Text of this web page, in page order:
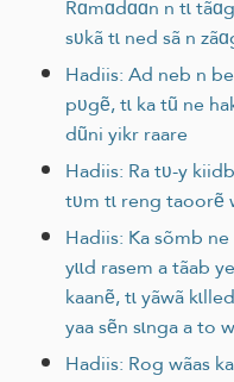
Rɑmɑdɑɑn n tɩ
sʋkã tɩ ned sã n
Hadiis: Ad neb n
pʋgẽ, tɩ ka tũ ne
dũni yikr raare
Hadiis: Ra tʋ-y
tʋm tɩ reng taoorẽ
Hadiis: Ka sõmb
yɩɩd rasem a tãab
kaanẽ, tɩ yãwã
yaa sẽn sɩnga a to
Hadiis: Rog wãas